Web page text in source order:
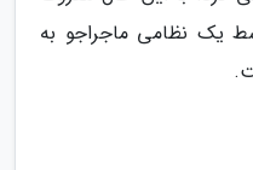
یک نظامی ماجراجو به